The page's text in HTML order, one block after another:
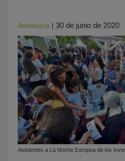
Andalucía | 30 de junio de 2020
Asistentes a La Noche Europea de los